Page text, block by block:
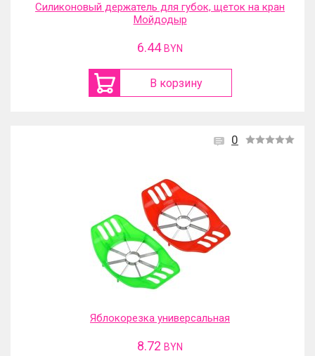
Силиконовый держатель для губок, щеток на кран
Мойдодыр
6.44 BYN
В корзину
0
Яблокорезка универсальная
8.72 BYN